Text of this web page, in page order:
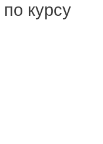
курсу